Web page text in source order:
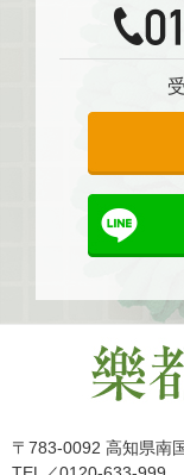
〒783-0092 高知県南